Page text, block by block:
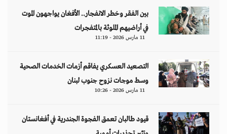
بين الفقر وخطر الانفجار.. الأفغان يواجهون الموت
في أراضيهم الملوثة بالمتفجرات
11 مارس 2026 - 11:19
التصعيد العسكري يفاقم أزمات الخدمات الصحية
وسط موجات نزوح جنوب لبنان
11 مارس 2026 - 10:26
قيود طالبان تعمق الفجوة الجندرية في أفغانستان